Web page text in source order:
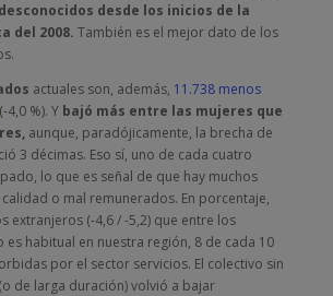
desde los inicios de la
del 2008. También es el mejor dato de los
actuales son, además, 11.738 menos
(-4,0 %). Y bajó más entre las mujeres que
aunque, paradójicamente, la brecha de
3 décimas. Eso sí, uno de cada cuatro
lo que es señal de que hay muchos
o mal remunerados. En porcentaje,
extranjeros (-4,6 / -5,2) que entre los
es habitual en nuestra región, 8 de cada 10
por el sector servicios. El colectivo sin
de larga duración) volvió a bajar